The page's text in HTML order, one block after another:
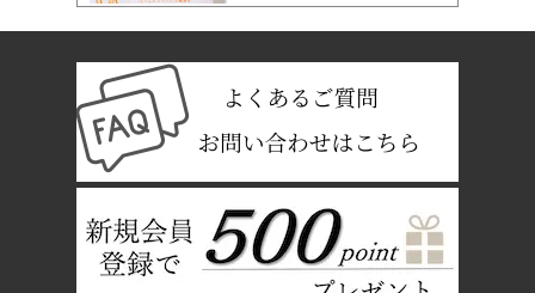
2/13
【 乙女鉱山水晶 ブレスレット 8mm玉 】
2/12
-新着商品 -
【 糸魚川翡翠 大珠 A 】
2/11
-新着商品 -
【 茨城県北塩子産めのう 勾玉 AAA 獣型 】
これもひとえに皆様のご支援の賜物と深く感謝しております。
新しい年が皆様にとって佳き年でありますよう祈念申し上げ、年頭
本年も何卒よろしくお願い申し上げます。
【年末年始の営業について】
実店舗につきましては1月3日(土)より通常営業いたしますので、お
問い合わせにつきましては1月3日より対応可能でございます。
休業中もご注文は可能でございますが、発送につきましては1月5日
順次発送手配いたします。